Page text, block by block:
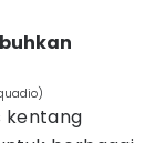
kentang